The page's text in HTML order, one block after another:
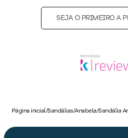
SEJA O PRIMEIRO A
Página inicial/Sandálias/Anabela/Sandália